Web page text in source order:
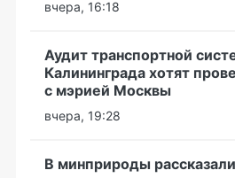
вчера, 16:18
Аудит транспортной
Калининграда хотят
с мэрией Москвы
вчера, 19:28
В минприроды